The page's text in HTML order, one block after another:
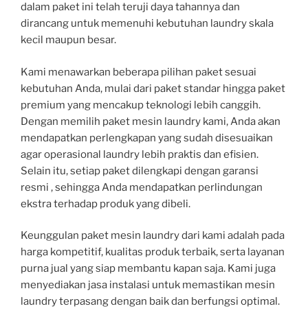
dalam paket ini telah teruji daya tahannya dan
dirancang untuk memenuhi kebutuhan laundry skala
kecil maupun besar.
Kami menawarkan beberapa pilihan paket sesuai
kebutuhan Anda, mulai dari paket standar hingga paket
premium yang mencakup teknologi lebih canggih.
Dengan memilih paket mesin laundry kami, Anda akan
mendapatkan perlengkapan yang sudah disesuaikan
agar operasional laundry lebih praktis dan efisien.
Selain itu, setiap paket dilengkapi dengan garansi
resmi , sehingga Anda mendapatkan perlindungan
ekstra terhadap produk yang dibeli.
Keunggulan paket mesin laundry dari kami adalah pada
harga kompetitif, kualitas produk terbaik, serta layanan
purna jual yang siap membantu kapan saja. Kami juga
menyediakan jasa instalasi untuk memastikan mesin
laundry terpasang dengan baik dan berfungsi optimal.